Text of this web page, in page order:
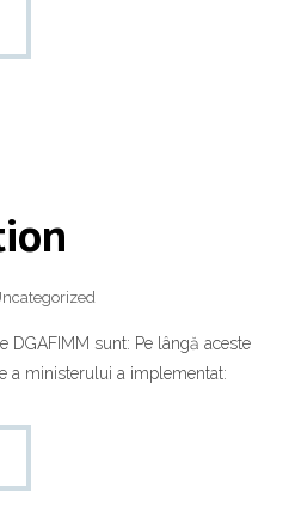
DGAFIMM sunt: Pe lângă aceste
a ministerului a implementat: